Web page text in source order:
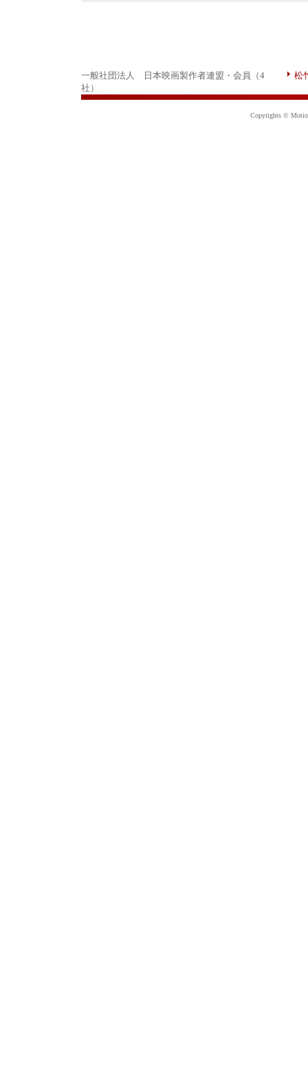
一般社団法人 日本映画製作者連盟・会員（4
社）
松
Copyrights ©